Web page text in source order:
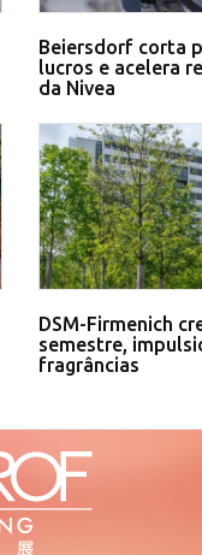
Beiersdorf corta
lucros e acelera
da Nivea
DSM-Firmenich
semestre,
fragrâncias